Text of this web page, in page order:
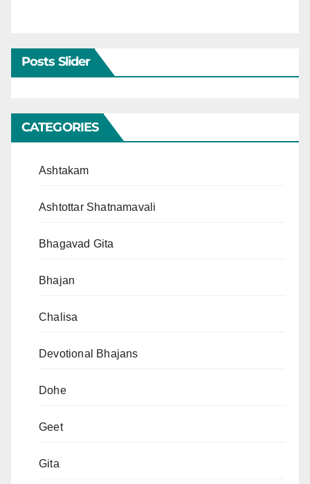
Posts Slider
CATEGORIES
Ashtakam
Ashtottar Shatnamavali
Bhagavad Gita
Bhajan
Chalisa
Devotional Bhajans
Dohe
Geet
Gita